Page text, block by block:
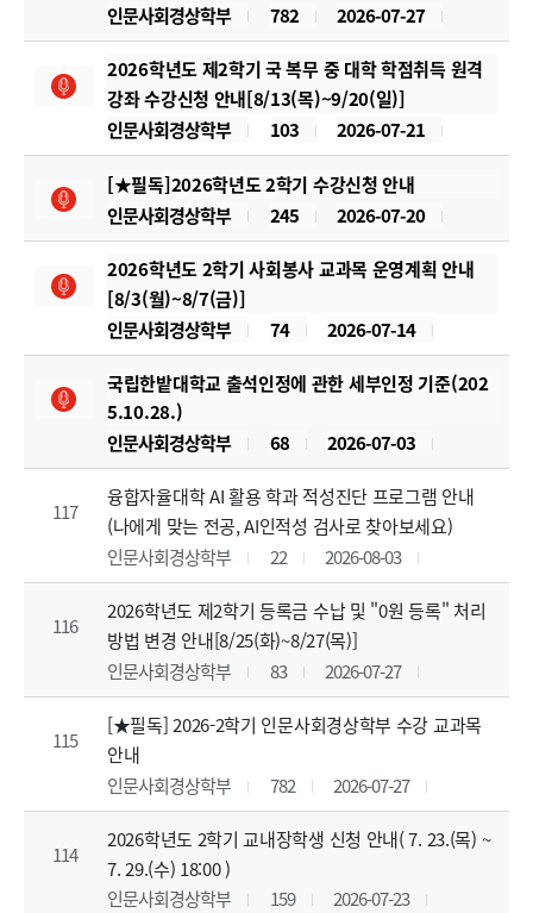
인문사회경상학부
782 2026-07-27
2026학년도 제2학기 국 복무 중 대학 학점취득 원격
강좌 수강신청 안내[8/13(목)~9/20(일)]
인문사회경상학부
103 2026-07-21
[★필독]2026학년도 2학기 수강신청 안내
인문사회경상학부
245 2026-07-20
2026학년도 2학기 사회봉사 교과목 운영계획 안내
[8/3(월)~8/7(금)]
인문사회경상학부
74 2026-07-14
국립한밭대학교 출석인정에 관한 세부인정 기준(202
5.10.28.)
인문사회경상학부
68 2026-07-03
117
융합자율대학 AI 활용 학과 적성진단 프로그램 안내
(나에게 맞는 전공, AI인적성 검사로 찾아보세요)
인문사회경상학부
22 2026-08-03
116
2026학년도 제2학기 등록금 수납 및 "0원 등록" 처리
방법 변경 안내[8/25(화)~8/27(목)]
인문사회경상학부
83 2026-07-27
115
[★필독] 2026-2학기 인문사회경상학부 수강 교과목
안내
인문사회경상학부
782 2026-07-27
114
2026학년도 2학기 교내장학생 신청 안내( 7. 23.(목) ~
7. 29.(수) 18:00 )
인문사회경상학부
159 2026-07-23